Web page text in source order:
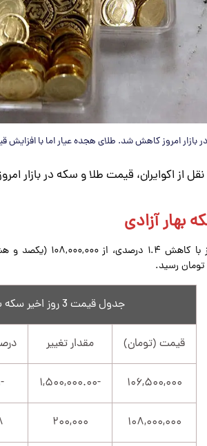
بازار امروز کاهش شد. طلای هجده عیار اما با افزایش
نقل از اکوایران، قیمت طلا و سکه در بازار
بهار آزادی
تومان رسید.
جدول قیمت 3 روز اخیر سکه بهار آزادی
قیمت (تومان) مقدار تغییر
۱۰۶,۵۰۰,۰۰۰ -۱,۵۰۰,۰۰۰.۰۰ -۱.۴۱
۱۰۸,۰۰۰,۰۰۰ ۲۰۰,۰۰۰